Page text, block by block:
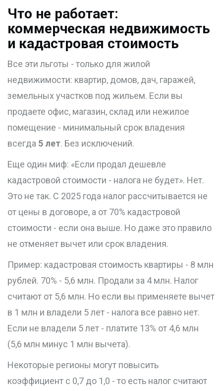
Что не работает:
коммерческая недвижимость
и кадастровая стоимость
Все эти льготы - только для жилой
недвижимости: квартир, домов, дач, гаражей,
земельных участков под жильем. Если вы
продаете офис, магазин, склад или нежилое
помещение - минимальный срок владения
всегда 5 лет. Без исключений.
Еще один миф: «Если продал дешевле
кадастровой стоимости - налога не будет». Нет.
Это не так. С 2025 года налог рассчитывается не
от цены в договоре, а от 70% кадастровой
стоимости - если она выше. Но даже это правило
не отменяет вычет или срок владения.
Пример: кадастровая стоимость квартиры - 8 млн
рублей. 70% - 5,6 млн. Продали за 4 млн. Налог
считают от 5,6 млн. Но если вы применяете вычет
в 1 млн и владели 5 лет - налога все равно нет.
Если не владели 5 лет - платите 13% от 4,6 млн
(5,6 млн минус 1 млн вычета).
Некоторые регионы могут повысить
коэффициент с 0,7 до 1,0 - то есть налог считают